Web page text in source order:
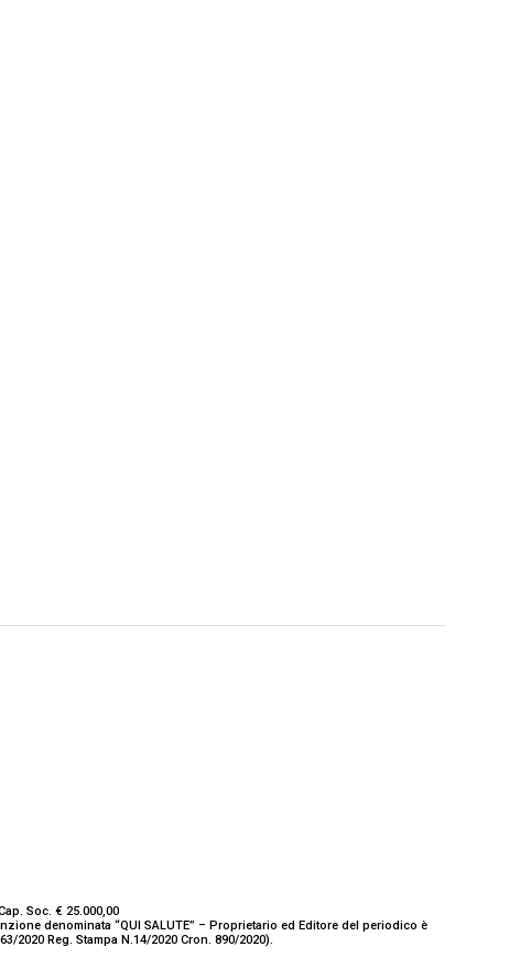
Soc. € 25.000,00
denominata “QUI SALUTE” – Proprietario ed Editore del periodico è
Reg. Stampa N.14/2020 Cron. 890/2020).